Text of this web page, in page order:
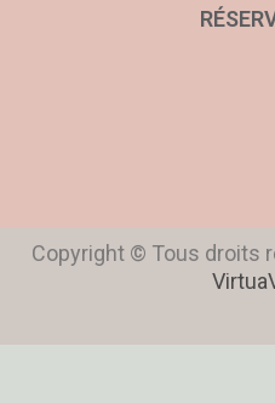
Copyright © Tous droits